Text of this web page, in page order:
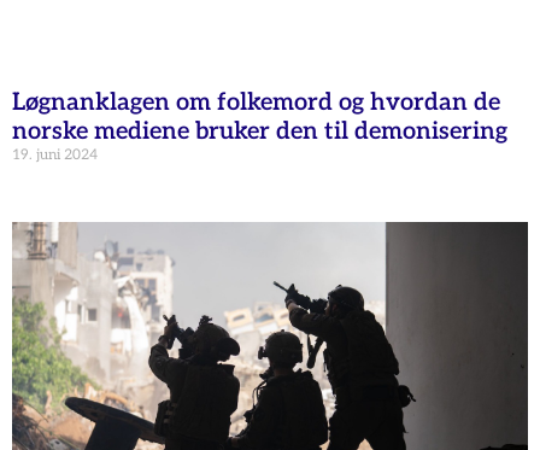
Løgnanklagen om folkemord og hvordan de
norske mediene bruker den til demonisering
19. juni 2024